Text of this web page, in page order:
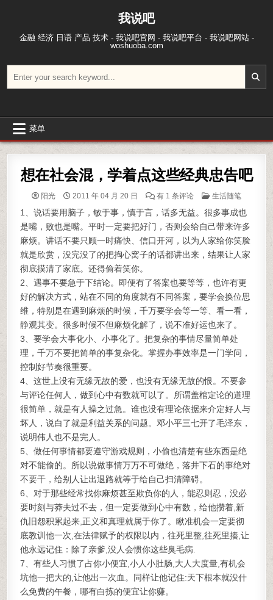
我说吧
金融 经济 日语 产品 技术 - 我说吧官网 - 我说吧平台 - 我说吧网站 -
woshuoba.com
菜单
想在社会混，学着点这些经典忠告吧
阳光 2011 年 04 月 20 日 想在社会混，学着点这些经典忠告吧
有 1 条评论 POSTED IN
生活随笔
1、说话要用脑子，敏于事，慎于言，话多无益。很多事成也
是嘴，败也是嘴。平时一定要把好门，否则会给自己带来许多
麻烦。讲话不要只顾一时痛快、信口开河，以为人家给你笑脸
就是欣赏，没完没了的把掏心窝子的话都讲出来，结果让人家
彻底摸清了家底。还得偷着笑你。
2、遇事不要急于下结论。即便有了答案也要等等，也许有更
好的解决方式，站在不同的角度就有不同答案，要学会换位思
维，特别是在遇到麻烦的时候，千万要学会等一等、看一看，
静观其变。很多时候不但麻烦化解了，说不准好运也来了。
3、要学会大事化小、小事化了。把复杂的事情尽量简单处
理，千万不要把简单的事复杂化。掌握办事效率是一门学问，
控制好节奏很重要。
4、这世上没有无缘无故的爱，也没有无缘无故的恨。不要参
与评论任何人，做到心中有数就可以了。所谓盖棺定论的道理
很简单，就是有人操之过急。谁也没有理论依据来介定好人与
坏人，说白了就是利益关系的问题。邓小平三七开了毛泽东，
说明伟人也不是完人。
5、做任何事情都要遵守游戏规则，小偷也清楚有些东西是绝
对不能偷的。所以说做事情万万不可做绝，落井下石的事绝对
不要干，给别人让出退路就等于给自己扫清障碍。
6、对于那些经常找你麻烦甚至欺负你的人，能忍则忍，没必
要时刻与莽夫过不去，但一定要做到心中有数，给他攒着,新
仇旧怨积累起来,正义和真理就属于你了。瞅准机会一定要彻
底教训他一次,在法律赋予的权限以内，往死里整,往死里揍,让
他永远记住：除了亲爹,没人会惯你这些臭毛病.
7、有些人习惯了占你小便宜,小人小肚肠,大人大度量,有机会
坑他一把大的,让他出一次血。同样让他记住:天下根本就没什
么免费的午餐，哪有白拣的便宜让你赚。